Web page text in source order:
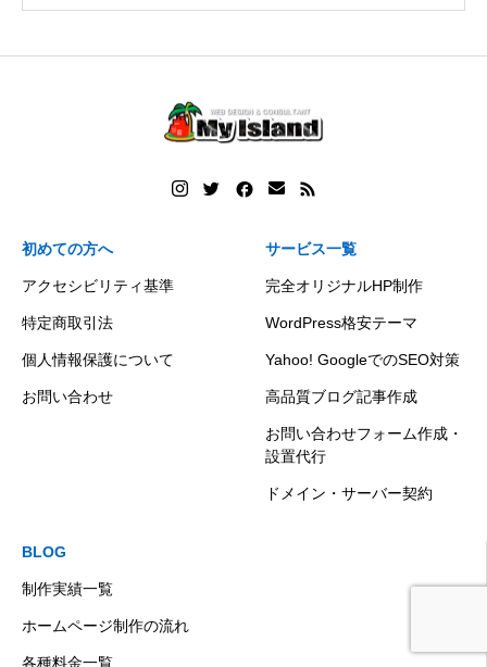
初めての方へ
アクセシビリティ基準
特定商取引法
個人情報保護について
お問い合わせ
サービス一覧
完全オリジナルHP制作
WordPress格安テーマ
Yahoo! GoogleでのSEO対策
高品質ブログ記事作成
お問い合わせフォーム作成・
設置代行
ドメイン・サーバー契約
BLOG
制作実績一覧
ホームページ制作の流れ
各種料金一覧
初めての方へ 集客ブログ